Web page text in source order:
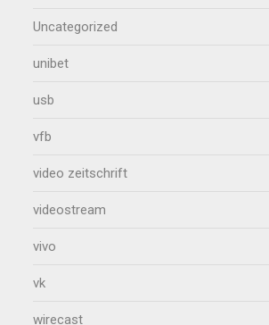
Uncategorized
unibet
usb
vfb
video zeitschrift
videostream
vivo
vk
wirecast